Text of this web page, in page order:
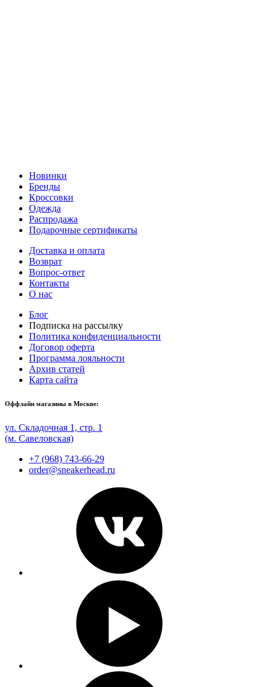
Новинки
Бренды
Кроссовки
Одежда
Распродажа
Подарочные сертификаты
Доставка и оплата
Возврат
Вопрос-ответ
Контакты
О нас
Блог
Подписка на рассылку
Политика конфиденциальности
Договор оферта
Программа лояльности
Архив статей
Карта сайта
Оффлайн магазины в Москве:
ул. Складочная 1, стр. 1
(м. Савеловская)
+7 (968) 743-66-29
order@sneakerhead.ru